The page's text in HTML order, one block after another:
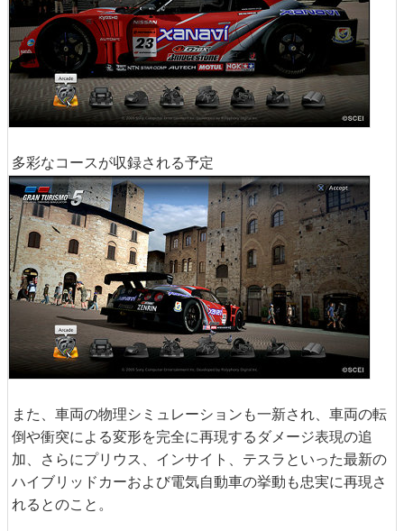
多彩なコースが収録される予定
また、車両の物理シミュレーションも一新され、車両の転
倒や衝突による変形を完全に再現するダメージ表現の追
加、さらにプリウス、インサイト、テスラといった最新の
ハイブリッドカーおよび電気自動車の挙動も忠実に再現さ
れるとのこと。